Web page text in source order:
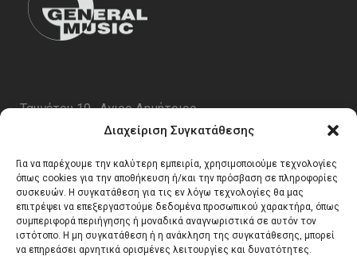
Διαχείριση Συγκατάθεσης
Για να παρέχουμε την καλύτερη εμπειρία, χρησιμοποιούμε τεχνολογίες
όπως cookies για την αποθήκευση ή/και την πρόσβαση σε πληροφορίες
συσκευών. Η συγκατάθεση για τις εν λόγω τεχνολογίες θα μας
επιτρέψει να επεξεργαστούμε δεδομένα προσωπικού χαρακτήρα, όπως
συμπεριφορά περιήγησης ή μοναδικά αναγνωριστικά σε αυτόν τον
ιστότοπο. Η μη συγκατάθεση ή η ανάκληση της συγκατάθεσης, μπορεί
να επηρεάσει αρνητικά ορισμένες λειτουργίες και δυνατότητες.
Ταυγέτου 19 , Αγιος Δημήτριος
email:info@generalmusic.gr
Ωρες Λειτουργίας:
Δευτέρα – Παρασκευή 10:00 – 17:00